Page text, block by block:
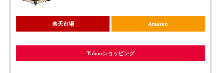
楽天市場 Amazon
Yahooショッピング